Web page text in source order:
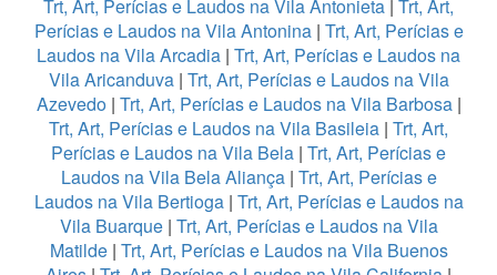
Trt, Art, Perícias e Laudos na Vila Antonieta | Trt, Art,
Perícias e Laudos na Vila Antonina| Trt, Art, Perícias e
Laudos na Vila Arcadia | Trt, Art, Perícias e Laudos na
Vila Aricanduva| Trt, Art, Perícias e Laudos na Vila
Azevedo| Trt, Art, Perícias e Laudos na Vila Barbosa|
Trt, Art, Perícias e Laudos na Vila Basileia | Trt, Art,
Perícias e Laudos na Vila Bela | Trt, Art, Perícias e
Laudos na Vila Bela Aliança| Trt, Art, Perícias e
Laudos na Vila Bertioga| Trt, Art, Perícias e Laudos na
Vila Buarque| Trt, Art, Perícias e Laudos na Vila
Matilde| Trt, Art, Perícias e Laudos na Vila Buenos